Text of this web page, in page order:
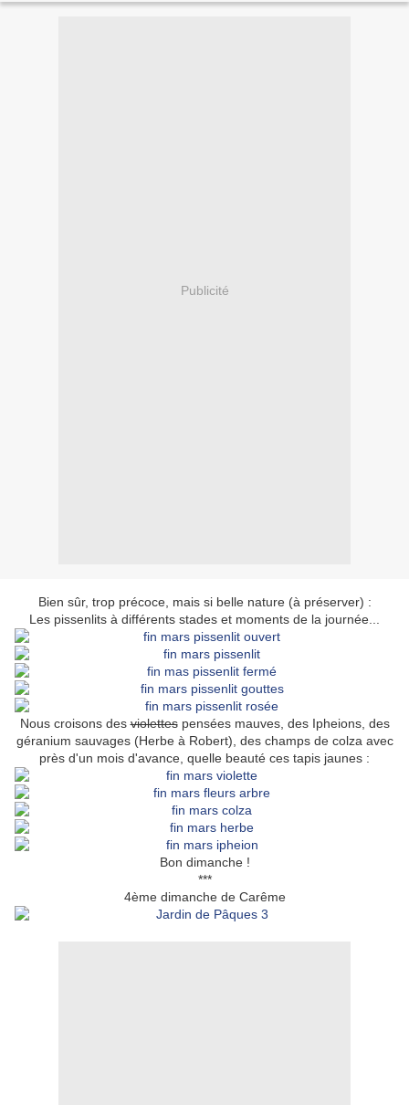
Publicité
Bien sûr, trop précoce, mais si belle nature (à préserver) :
Les pissenlits à différents stades et moments de la journée...
Nous croisons desviolettespensées mauves, des Ipheions, des
géranium sauvages (Herbe à Robert), des champs de colza avec
près d'un mois d'avance, quelle beauté ces tapis jaunes :
Bon dimanche !
***
4ème dimanche de Carême